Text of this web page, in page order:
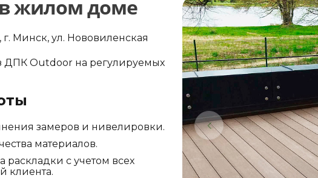
жилом доме
Минск, ул. Нововиленская
ДПК Outdoor на регулируемых
замеров и нивелировки.
материалов.
раскладки с учетом всех
клиента.